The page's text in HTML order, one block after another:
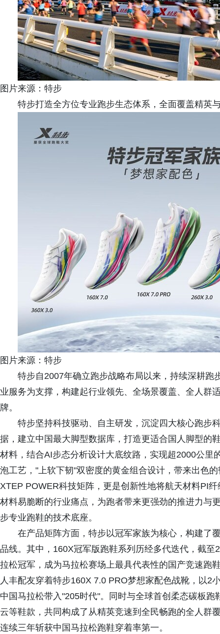
图片来源：特步
特步打造全方位专业跑步生态体系，全面覆盖精英
图片来源：特步
特步自2007年确立跑步战略布局以来，持续深耕
业服务为支撑，构建起行业领先、全场景覆盖、全人群
牌。
特步坚持科技驱动、自主研发，沉淀四大核心跑步
据，建立中国最大脚型数据库，打造更适合国人脚型的
材料，结合AI步态分析设计大底纹路，实现超2000公里
泡工艺，"上软下韧"双密度的黄金组合设计，带来出色
XTEP POWER科技矩阵，更是创新性地将航天材料PI
材料易脆断的行业痛点，为跑者带来更强劲的推进力与
步专业跑鞋的技术底座。
在产品矩阵方面，特步以冠军家族为核心，构建了
品线。其中，160X冠军版跑鞋系列历经多代迭代，截
拉松冠军，成为马拉松赛场上最具代表性的国产竞速跑
人丰配友穿着特步160X 7.0 PRO梦想家配色战靴，以2
中国马拉松带入"205时代"。同时与全球首创柔态碳板
云等鞋款，共同构成了从精英竞速到全民畅跑的全人群
连续三年斩获中国马拉松跑鞋穿着率第一。